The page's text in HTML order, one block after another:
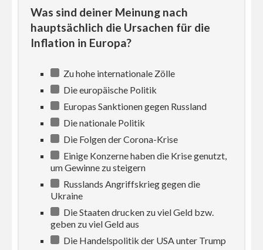
Was sind deiner Meinung nach
hauptsächlich die Ursachen für die
Inflation in Europa?
Zu hohe internationale Zölle
Die europäische Politik
Europas Sanktionen gegen Russland
Die nationale Politik
Die Folgen der Corona-Krise
Einige Konzerne haben die Krise genutzt,
um Gewinne zu steigern
Russlands Angriffskrieg gegen die
Ukraine
Die Staaten drucken zu viel Geld bzw.
geben zu viel Geld aus
Die Handelspolitik der USA unter Trump